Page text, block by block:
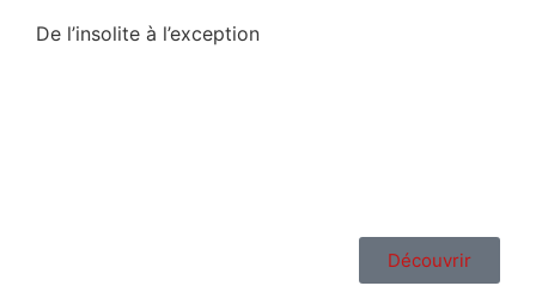
De l’insolite à l’exception
Découvrir